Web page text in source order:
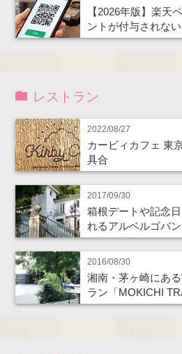
【2026年版】楽天
ントが付与されな
レストラン
2022/08/27
カービィカフェ 東
具合
2017/09/30
箱根デートや記念
れるアルベルゴバ
2016/08/30
湘南・茅ヶ崎にあ
ラン「MOKICHI